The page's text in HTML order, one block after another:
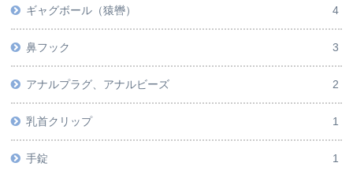
ギャグボール（猿轡） 4
鼻フック 3
アナルプラグ、アナルビーズ 2
乳首クリップ 1
手錠 1